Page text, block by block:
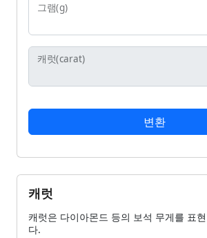
그램(g)
캐럿(carat)
변환
캐럿
캐럿은 다이아몬드 등의 보석 무게를 표
다.